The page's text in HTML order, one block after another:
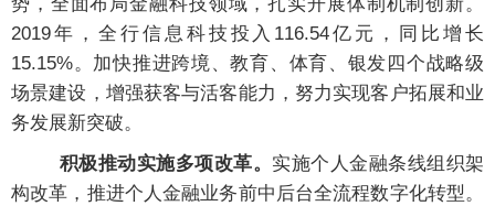
2019年，全行信息科技投入116.54亿元，同比增长
15.15%。加快推进跨境、教育、体育、银发四个战略级
场景建设，增强获客与活客能力，努力实现客户拓展和业
务发展新突破。
积极推动实施多项改革。 实施个人金融条线组织架
构改革，推进个人金融业务前中后台全流程数字化转型。